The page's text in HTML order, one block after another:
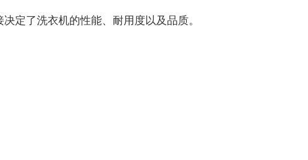
定了洗衣机的性能、耐用度以及品质。